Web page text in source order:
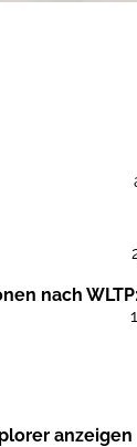
nach WLTP:
anzeigen